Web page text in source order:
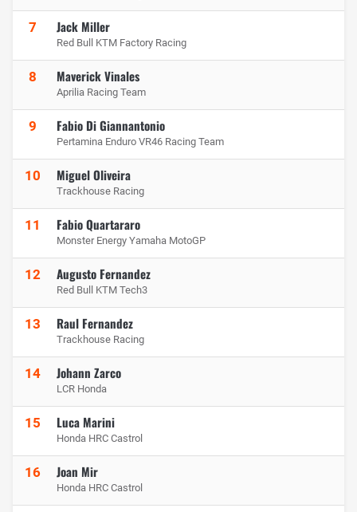
7 Jack Miller
Red Bull KTM Factory Racing
8 Maverick Vinales
Aprilia Racing Team
9 Fabio Di Giannantonio
Pertamina Enduro VR46 Racing Team
10 Miguel Oliveira
Trackhouse Racing
11 Fabio Quartararo
Monster Energy Yamaha MotoGP
12 Augusto Fernandez
Red Bull KTM Tech3
13 Raul Fernandez
Trackhouse Racing
14 Johann Zarco
LCR Honda
15 Luca Marini
Honda HRC Castrol
16 Joan Mir
Honda HRC Castrol